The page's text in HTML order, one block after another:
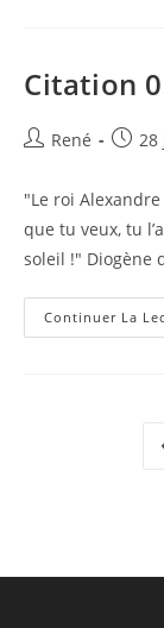
Citation
Auteur/autrice
la
publication :
René 28
"Le roi
que tu veux, tu
soleil !" Diogène
Continuer La